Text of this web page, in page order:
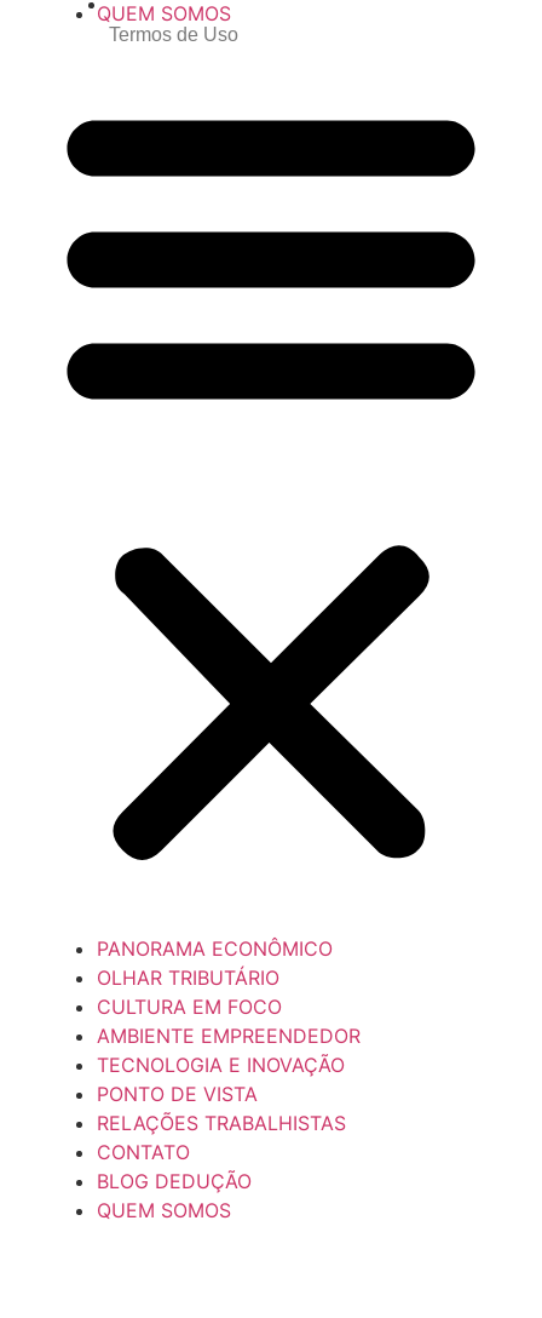
Termos de Uso
QUEM SOMOS
PANORAMA ECONÔMICO
OLHAR TRIBUTÁRIO
CULTURA EM FOCO
AMBIENTE EMPREENDEDOR
TECNOLOGIA E INOVAÇÃO
PONTO DE VISTA
RELAÇÕES TRABALHISTAS
CONTATO
BLOG DEDUÇÃO
QUEM SOMOS